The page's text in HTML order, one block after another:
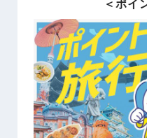
＜ポイ